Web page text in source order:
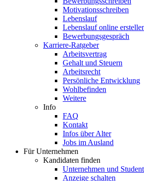
Motivationsschreiben
Lebenslauf
Lebenslauf online
Bewerbungsgespräch
Karriere-Ratgeber
Arbeitsvertrag
Gehalt und Steuern
Arbeitsrecht
Persönliche Entwicklung
Wohlbefinden
Weitere
Info
FAQ
Kontakt
Infos über Alter
Jobs im Ausland
Für Unternehmen
Kandidaten finden
Unternehmen und
Anzeige schalten